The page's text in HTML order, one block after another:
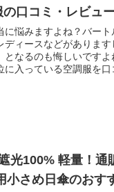
口コミ・レビュ
に悩みますよね？バー
ディースなどがありま
なるのも悔しいですよ
入っている空調服を口
光100% 軽量！通
さめ日傘のおす